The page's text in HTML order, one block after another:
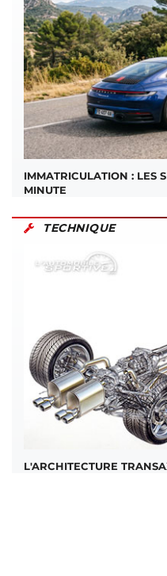
IMMATRICULATION : LES
MINUTE
TECHNIQUE
L'ARCHITECTURE